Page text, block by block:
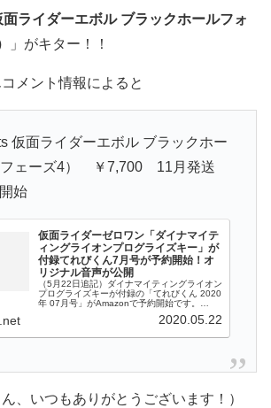
ライダーエボル ブラックホールフォ
」がキター！！
メント情報によると
仮面ライダーエボル ブラックホー
フェーズ4） ￥7,700 11月発送
始
仮面ライダーゼロワン「ダイナマイテ
ィングライオンプログライズキー」が
付録てれびくん7月号が予約開始！オ
リジナル音声が公開
（5月22日追記）ダイナマイティングライオン
プログライズキーが付録の「てれびくん 2020
年 07月号」がAmazonで予約開始です。
07 月号（5月14日追記）楽天ブックス（送料
2020.05.22
、いつもありがとうございます！）